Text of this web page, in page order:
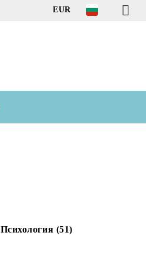
EUR
Психология (51)